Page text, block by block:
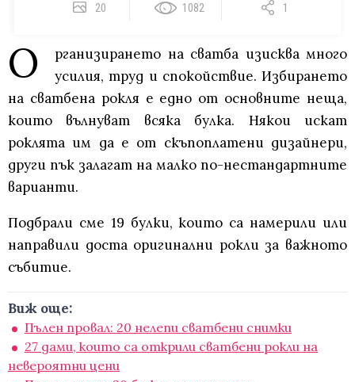
20 1082 1
О
рганизирането на сватба изисква много
усилия, труд и спокойствие. Избирането
на сватбена рокля е едно от основните неща,
които вълнуват всяка булка. Някои искат
роклята им да е от скъпоплатени дизайнери,
други пък залагат на малко по-нестандартните
варианти.
Подбрали сме 19 булки, които са намерили или
направили доста оригинални рокли за важното
събитие.
Виж още:
Пълен провал: 20 нелепи сватбени снимки
27 дами, които са открили сватбени рокли на
невероятни цени